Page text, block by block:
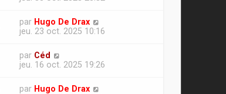
par Hugo De Drax
jeu. 23 oct. 2025 10:16
par Céd
jeu. 16 oct. 2025 19:26
par Hugo De Drax